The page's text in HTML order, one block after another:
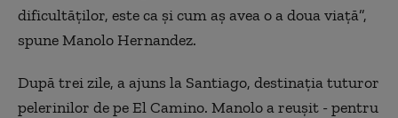
dificultăților, este ca și cum aș avea o a doua viață”,
spune Manolo Hernandez.
După trei zile, a ajuns la Santiago, destinația tuturor
pelerinilor de pe El Camino. Manolo a reușit - pentru